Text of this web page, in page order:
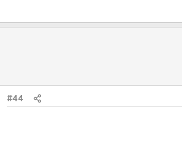
#44